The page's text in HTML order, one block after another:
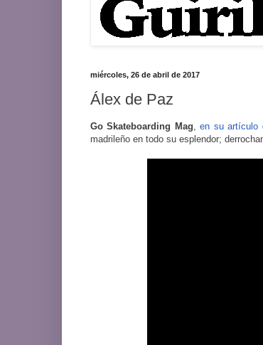
miércoles, 26 de abril de 2017
Álex de Paz
Go Skateboarding Mag,en su artículo
madrileño en todo su esplendor;